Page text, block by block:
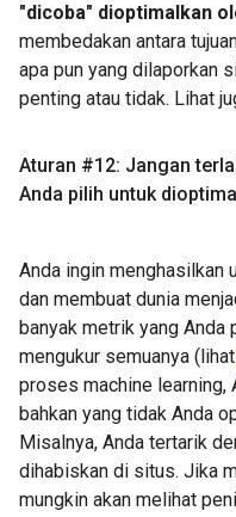
"dicoba" dioptimalkan
membedakan antara
apa pun yang dilaporkan
penting atau tidak. Lihat
Aturan #12: Jangan
Anda pilih untuk
Anda ingin menghasilkan
dan membuat dunia
banyak metrik yang Anda
mengukur semuanya (lihat
proses machine learning,
bahkan yang tidak Anda
Misalnya, Anda tertarik
dihabiskan di situs. Jika
mungkin akan melihat